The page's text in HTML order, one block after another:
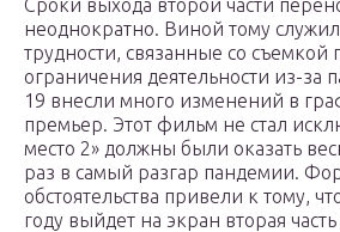
Сроки выхода второй части
неоднократно. Виной тому
трудности, связанные со съемкой
ограничения деятельности из-за
19 внесли много изменений в
премьер. Этот фильм не стал
место 2» должны были оказать
раз в самый разгар пандемии.
обстоятельства привели к тому,
году выйдет на экран вторая